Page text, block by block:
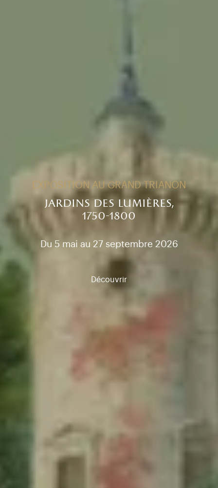
EXPOSITION AU GRAND TRIANON
jardins des lumières,
1750-1800
Du 5 mai au 27 septembre 2026
Découvrir